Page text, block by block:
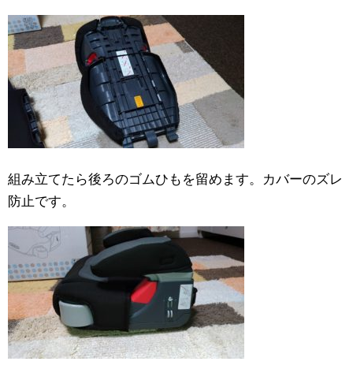
組み立てたら後ろのゴムひもを留めます。カバーのズレ
防止です。